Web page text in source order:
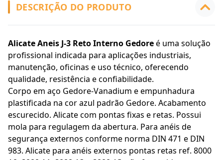
DESCRIÇÃO DO PRODUTO
Alicate Aneis J-3 Reto Interno Gedoreé uma solução
profissional indicada para aplicações industriais,
manutenção, oficinas e uso técnico, oferecendo
qualidade, resistência e confiabilidade.
Corpo em aço Gedore-Vanadium e empunhadura
plastificada na cor azul padrão Gedore. Acabamento
escurecido. Alicate com pontas fixas e retas. Possui
mola para regulagem da abertura. Para anéis de
segurança externos conforme norma DIN 471 e DIN
983. Alicate para anéis externos pontas retas ref. 8000